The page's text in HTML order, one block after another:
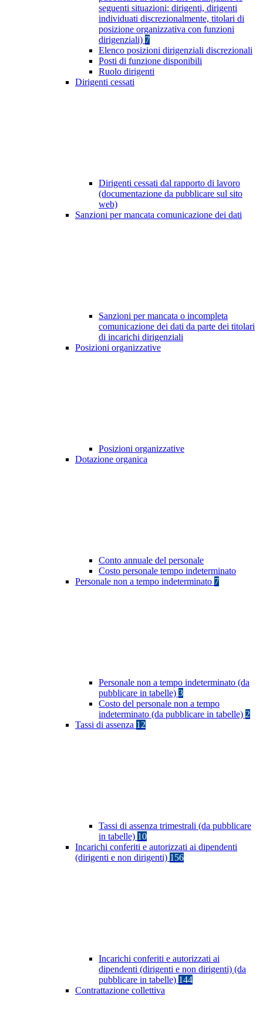
seguenti situazioni: dirigenti, dirigenti
individuati discrezionalmente, titolari di
posizione organizzativa con funzioni
dirigenziali) 7
Elenco posizioni dirigenziali discrezionali
Posti di funzione disponibili
Ruolo dirigenti
Dirigenti cessati
Dirigenti cessati dal rapporto di lavoro
(documentazione da pubblicare sul sito
web)
Sanzioni per mancata comunicazione dei dati
Sanzioni per mancata o incompleta
comunicazione dei dati da parte dei titolari
di incarichi dirigenziali
Posizioni organizzative
Posizioni organizzative
Dotazione organica
Conto annuale del personale
Costo personale tempo indeterminato
Personale non a tempo indeterminato 7
Personale non a tempo indeterminato (da
pubblicare in tabelle) 3
Costo del personale non a tempo
indeterminato (da pubblicare in tabelle) 2
Tassi di assenza 12
Tassi di assenza trimestrali (da pubblicare
in tabelle) 10
Incarichi conferiti e autorizzati ai dipendenti
(dirigenti e non dirigenti) 156
Incarichi conferiti e autorizzati ai
dipendenti (dirigenti e non dirigenti) (da
pubblicare in tabelle) 144
Contrattazione collettiva